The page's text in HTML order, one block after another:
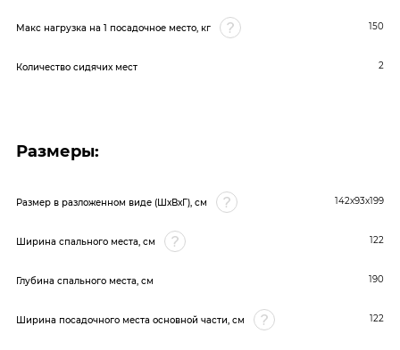
Макс нагрузка на 1 посадочное место, кг 150
Количество сидячих мест 2
Размеры:
Размер в разложенном виде (ШхВхГ), см 142х93х199
Ширина спального места, см 122
Глубина спального места, см 190
Ширина посадочного места основной части, см 122